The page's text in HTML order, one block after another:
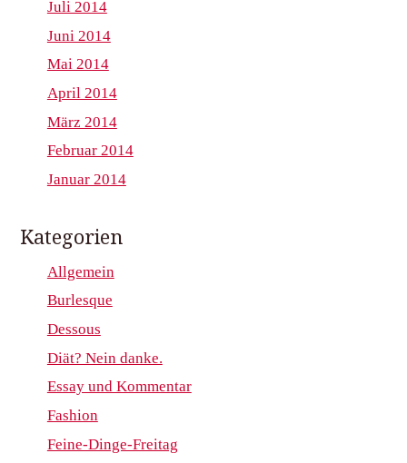
Juli 2014
Juni 2014
Mai 2014
April 2014
März 2014
Februar 2014
Januar 2014
Kategorien
Allgemein
Burlesque
Dessous
Diät? Nein danke.
Essay und Kommentar
Fashion
Feine-Dinge-Freitag